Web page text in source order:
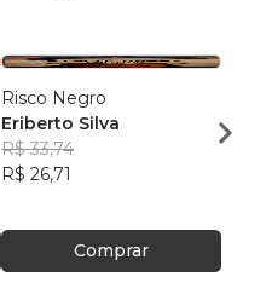
Risco Negro
Eriberto Silva
R$ 33,74
R$ 26,71
Comprar
R$